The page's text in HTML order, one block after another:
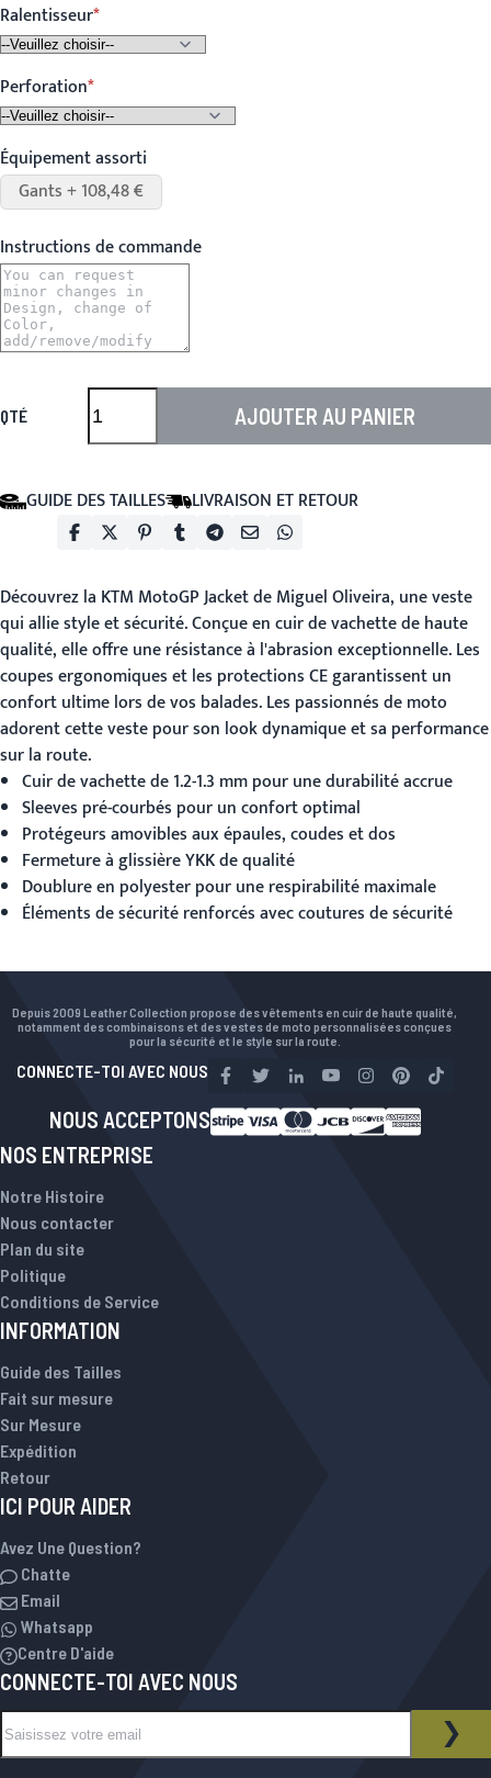
Ralentisseur
Perforation
Équipement assorti
Gants + 108,48 €
Instructions de commande
QTÉ AJOUTER AU PANIER
GUIDE DES TAILLES LIVRAISON ET RETOUR
Découvrez la KTM MotoGP Jacketde Miguel Oliveira, une veste
qui allie style et sécurité. Conçue en cuir de vachette de haute
qualité, elle offre une résistance à l'abrasion exceptionnelle. Les
coupes ergonomiques et les protections CE garantissent un
confort ultime lors de vos balades. Les passionnés de moto
adorent cette veste pour son look dynamique et sa performance
sur la route.
Cuir de vachette de 1.2-1.3 mm pour une durabilité accrue
Sleeves pré-courbés pour un confort optimal
Protégeurs amovibles aux épaules, coudes et dos
Fermeture à glissière YKK de qualité
Doublure en polyester pour une respirabilité maximale
Éléments de sécurité renforcés avec coutures de sécurité
Depuis 2009 Leather Collection propose des vêtements en cuir de haute qualité,
notamment des combinaisons et des vestes de moto personnalisées conçues
pour la sécurité et le style sur la route.
CONNECTE-TOI AVEC NOUS
NOUS ACCEPTONS
NOS ENTREPRISE
Notre Histoire
Nous contacter
Plan du site
Politique
Conditions de Service
INFORMATION
Guide des Tailles
Fait sur mesure
Sur Mesure
Expédition
Retour
ICI POUR AIDER
Avez Une Question?
Chatte
Email
Whatsapp
Centre D'aide
CONNECTE-TOI AVEC NOUS
NEWSLETTER